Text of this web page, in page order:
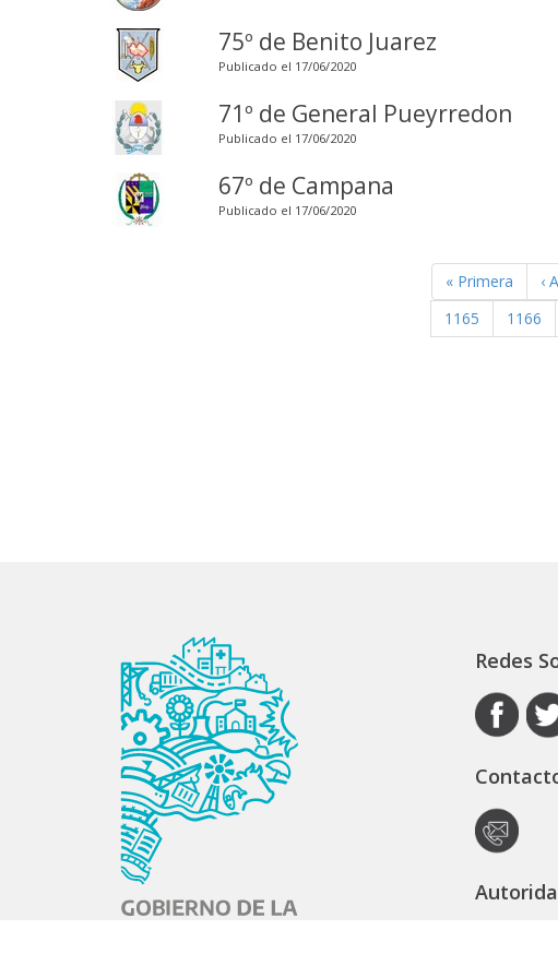
75º de Benito Juarez
Publicado el 17/06/2020
71º de General Pueyrredon
Publicado el 17/06/2020
67º de Campana
Publicado el 17/06/2020
« Primera ‹
1165
1166
Redes